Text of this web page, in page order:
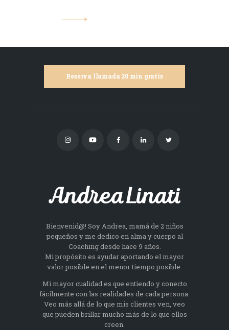
Reserva llamada 20 min gratis
Bienvenid@! Soy Andrea, mamá de 2 niños
pequeños y me dedico en alma y cuerpo al
Coaching desde hace 9 años.
Mi propósito es ayudar aportando el mayor
valor posible en el menor tiempo posible.
Mi mayor cualidad es que entiendo y conecto
fácilmente con las realidades de cada persona.
Veo más allá de lo que mis clientes ven, veo
que pueden brillar mucho más de lo que ellos
creen.